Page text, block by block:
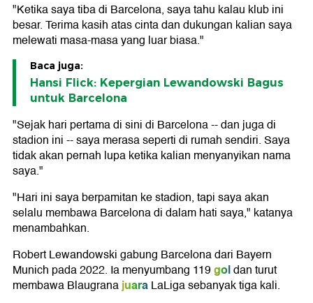
"Ketika saya tiba di Barcelona, saya tahu kalau klub ini
besar. Terima kasih atas cinta dan dukungan kalian saya
melewati masa-masa yang luar biasa."
Baca juga:
Hansi Flick: Kepergian Lewandowski Bagus
untuk Barcelona
"Sejak hari pertama di sini di Barcelona -- dan juga di
stadion ini -- saya merasa seperti di rumah sendiri. Saya
tidak akan pernah lupa ketika kalian menyanyikan nama
saya."
"Hari ini saya berpamitan ke stadion, tapi saya akan
selalu membawa Barcelona di dalam hati saya," katanya
menambahkan.
Robert Lewandowski gabung Barcelona dari Bayern
Munich pada 2022. Ia menyumbang 119goldan turut
membawa BlaugranajuaraLaLiga sebanyak tiga kali.